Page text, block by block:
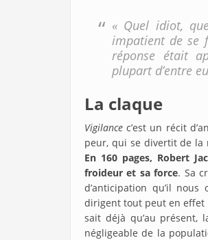
« Quel idiot,
impatient de se
réponse était
plupart d’entre
La claque
Vigilance c’est un récit
peur, qui se divertit de la
En 160 pages, Robert
froideur et sa force. Sa
d’anticipation qu’il
dirigent tout peut en effet
sait déjà qu’au présent,
négligeable de la